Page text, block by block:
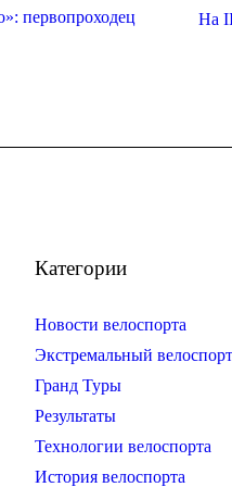
первопроходец
На
Категории
Новости велоспорта
Экстремальный велоспорт
Гранд Туры
Результаты
Технологии велоспорта
История велоспорта